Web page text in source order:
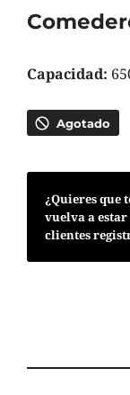
Capacidad:
Agotado
¿Quieres que
vuelva a
clientes